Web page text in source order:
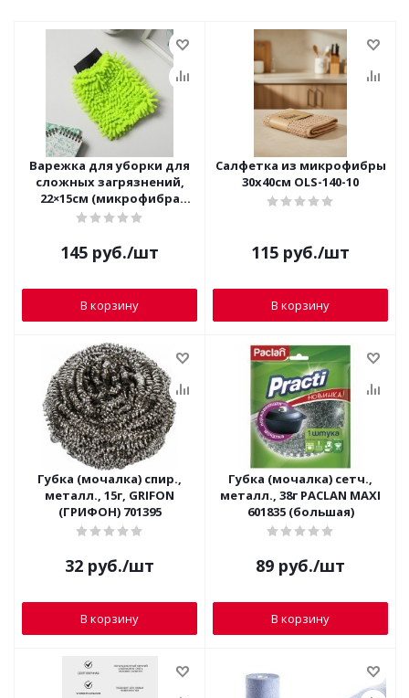
Варежка для уборки для
сложных загрязнений,
22×15см (микрофибра
букли двухсторонняя)
145 руб./шт
В корзину
Салфетка из микрофибры
30х40см OLS-140-10
115 руб./шт
В корзину
Губка (мочалка) спир.,
металл., 15г, GRIFON
(ГРИФОН) 701395
32 руб./шт
В корзину
Губка (мочалка) сетч.,
металл., 38г PACLAN MAXI
601835 (большая)
89 руб./шт
В корзину